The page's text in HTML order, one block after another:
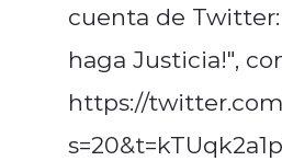
cuenta de
haga Justicia!",
https://